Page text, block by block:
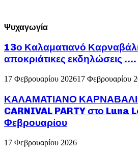
Ψυχαγωγία
13ο Καλαματιανό Καρναβάλι
αποκριάτικες εκδηλώσεις ….
17 Φεβρουαρίου 202617 Φεβρουαρίου
ΚΑΛΑΜΑΤΙΑΝΟ ΚΑΡΝΑΒΑΛΙ
CARNIVAL PARTY στο Luna
Φεβρουαρίου
17 Φεβρουαρίου 2026